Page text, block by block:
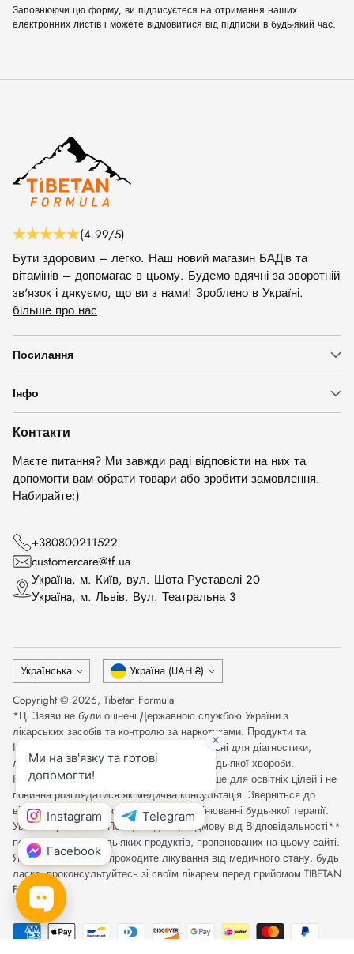
Заповнюючи цю форму, ви підписуєтеся на отримання наших
електронних листів і можете відмовитися від підписки в будь-який час.
(4.99/5)
Бути здоровим – легко. Наш новий магазин БАДів та
вітамінів – допомагає в цьому. Будемо вдячні за зворотній
зв'язок і дякуємо, що ви з нами! Зроблено в Україні.
більше про нас
Посилання
Інфо
Контакти
Маєте питання? Ми завжди раді відповісти на них та
допомогти вам обрати товари або зробити замовлення.
Набирайте:)
+380800211522
customercare@tf.ua
Українa, м. Київ, вул. Шота Руставелі 20
Українa, м. Львів. Вул. Театральна 3
Мова
Українська Валюта
Україна (UAH ₴)
Copyright © 2026, Tibetan Formula
*Ці Заяви не були оцінені Державною службою України з
лікарських засобів та контролю за наркотиками. Продукти та
Інформація на цьому веб-сайті не призначені для діагностики,
лікування, вилікування або запобігання будь-якої хвороби.
Інформація на цьому сайті призначена лише для освітніх цілей і не
повинна розглядатися як медична консультація. Зверніться до
відповідного медичного фахівця при оцінюванні будь-якої терапії.
Уважно прочитайте Повну Медичну Відмову від Відповідальності**
перед прийомом будь-яких продуктів, пропонованих на цьому сайті.
Якщо ви вагітні або проходите лікування від медичного стану, будь
ласка, проконсультуйтесь зі своїм лікарем перед прийомом TIBETAN
FORMULA.